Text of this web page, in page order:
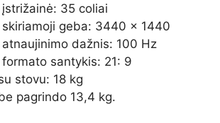
įstrižainė: 35 coliai
geba: 3440 × 1440
dažnis: 100 Hz
formato santykis: 21: 9
stovu: 18 kg
pagrindo 13,4 kg.